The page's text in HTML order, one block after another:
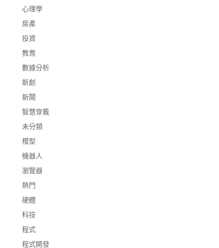
心理學
房產
投資
教育
數據分析
新創
新聞
智慧穿戴
未分類
模型
機器人
瀏覽器
熱門
硬體
科技
程式
程式開發